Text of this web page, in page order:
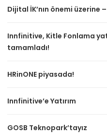
Dijital İK’nın önemi üzerine
Innfinitive, Kitle Fonlama
tamamladı!
HRinONE piyasada!
Innfinitive’e Yatırım
GOSB Teknopark’tayız